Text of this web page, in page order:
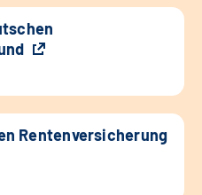
Rentenversicherung